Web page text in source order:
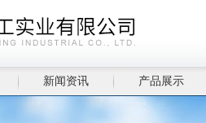
新闻资讯 产品展示